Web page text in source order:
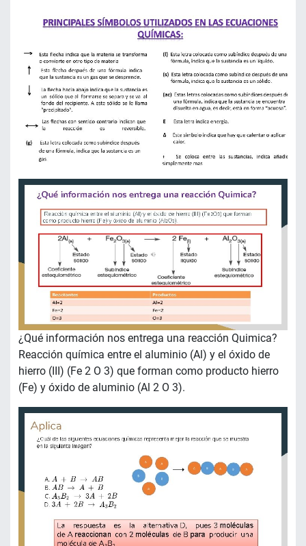
¿Qué información nos entrega una reacción Quimica?
Reacción química entre el aluminio (Al) y el óxido de
hierro (III) (Fe 2 O 3) que forman como producto hierro
(Fe) y óxido de aluminio (Al 2 O 3).